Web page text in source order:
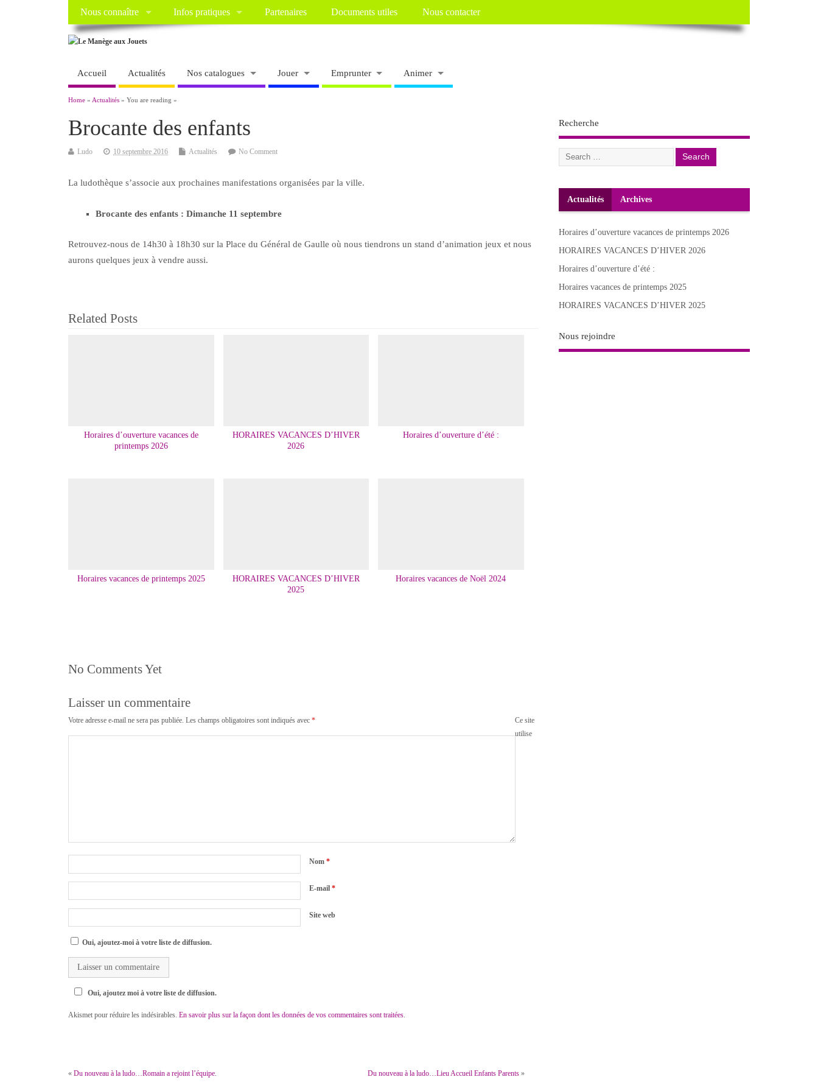
Nous connaître Infos pratiques Partenaires Documents utiles Nous contacter
Accueil Actualités Nos catalogues Jouer Emprunter Animer
Home » Actualités » You are reading »
Brocante des enfants
Ludo 10 septembre 2016 Actualités No Comment
La ludothèque s’associe aux prochaines manifestations organisées par la ville.
Brocante des enfants : Dimanche 11 septembre
Retrouvez-nous de 14h30 à 18h30 sur la Place du Général de Gaulle où nous tiendrons un stand d’animation jeux et nous
aurons quelques jeux à vendre aussi.
Related Posts
Horaires d’ouverture vacances de
printemps 2026
HORAIRES VACANCES D’HIVER
2026
Horaires d’ouverture d’été :
Horaires vacances de printemps 2025
HORAIRES VACANCES D’HIVER
2025
Horaires vacances de Noël 2024
No Comments Yet
Laisser un commentaire
Votre adresse e-mail ne sera pas publiée. Les champs obligatoires sont indiqués avec *
Nom *
E-mail *
Site web
Oui, ajoutez-moi à votre liste de diffusion.
Oui, ajoutez moi à votre liste de diffusion.
Ce site
utilise
Akismet pour réduire les indésirables. En savoir plus sur la façon dont les données de vos commentaires sont traitées
« Du nouveau à la ludo…Romain a rejoint l’équipe. Du nouveau à la ludo…Lieu Accueil Enfants Parents»
Recherche
Actualités Archives
Horaires d’ouverture vacances de printemps 2026
HORAIRES VACANCES D’HIVER 2026
Horaires d’ouverture d’été :
Horaires vacances de printemps 2025
HORAIRES VACANCES D’HIVER 2025
Nous rejoindre